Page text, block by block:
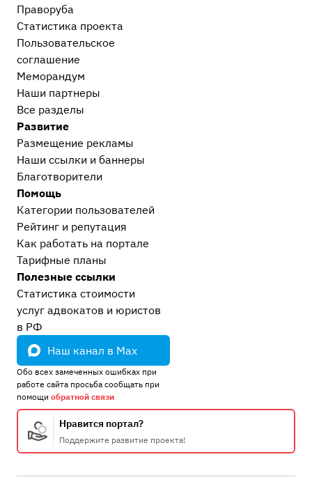
Праворуба
Статистика проекта
Пользовательское
соглашение
Меморандум
Наши партнеры
Все разделы
Развитие
Размещение рекламы
Наши ссылки и баннеры
Благотворители
Помощь
Категории пользователей
Рейтинг и репутация
Как работать на портале
Тарифные планы
Полезные ссылки
Статистика стоимости
услуг адвокатов и юристов
в РФ
Наш канал в Max
Обо всех замеченных ошибках при
работе сайта просьба сообщать при
помощи обратной связи
Нравится портал?
Поддержите развитие проекта!